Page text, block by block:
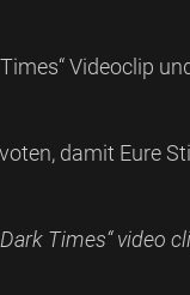
Videoclip
damit Eure
Times“ video